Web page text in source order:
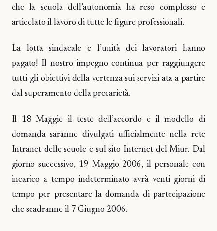
che la scuola dell’autonomia ha reso complesso e
articolato il lavoro di tutte le figure professionali.
La lotta sindacale e l’unità dei lavoratori hanno
pagato! Il nostro impegno continua per raggiungere
tutti gli obiettivi della vertenza sui servizi ata a partire
dal superamento della precarietà.
Il 18 Maggio il testo dell’accordo e il modello di
domanda saranno divulgati ufficialmente nella rete
Intranet delle scuole e sul sito Internet del Miur. Dal
giorno successivo, 19 Maggio 2006, il personale con
incarico a tempo indeterminato avrà venti giorni di
tempo per presentare la domanda di partecipazione
che scadranno il 7 Giugno 2006.